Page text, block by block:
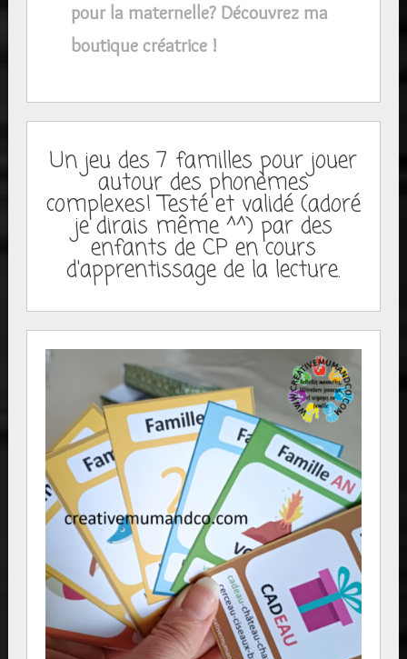
pour la maternelle? Découvrez ma
boutique créatrice !
Un jeu des 7 familles pour jouer
autour des phonèmes
complexes! Testé et validé (adoré
je dirais même ^^) par des
enfants de CP en cours
d'apprentissage de la lecture.